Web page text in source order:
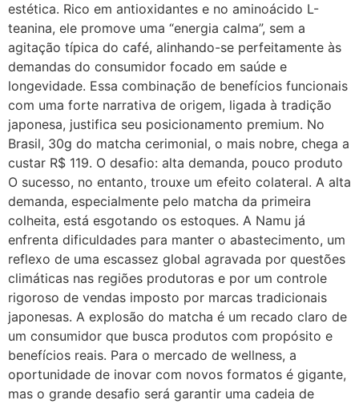
estética. Rico em antioxidantes e no aminoácido L-
teanina, ele promove uma “energia calma”, sem a
agitação típica do café, alinhando-se perfeitamente às
demandas do consumidor focado em saúde e
longevidade. Essa combinação de benefícios funcionais
com uma forte narrativa de origem, ligada à tradição
japonesa, justifica seu posicionamento premium. No
Brasil, 30g do matcha cerimonial, o mais nobre, chega a
custar R$ 119. O desafio: alta demanda, pouco produto
O sucesso, no entanto, trouxe um efeito colateral. A alta
demanda, especialmente pelo matcha da primeira
colheita, está esgotando os estoques. A Namu já
enfrenta dificuldades para manter o abastecimento, um
reflexo de uma escassez global agravada por questões
climáticas nas regiões produtoras e por um controle
rigoroso de vendas imposto por marcas tradicionais
japonesas. A explosão do matcha é um recado claro de
um consumidor que busca produtos com propósito e
benefícios reais. Para o mercado de wellness, a
oportunidade de inovar com novos formatos é gigante,
mas o grande desafio será garantir uma cadeia de